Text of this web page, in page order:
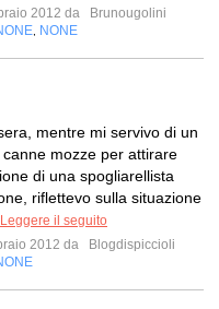
2012 da
Brunougolini
NONE
mentre mi servivo di un
mozze per attirare
di una spogliarellista
riflettevo sulla situazione
Leggere il seguito
2012 da
Blogdispiccioli